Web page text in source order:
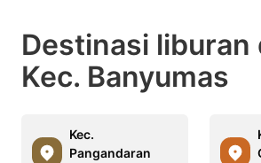
Destinasi liburan
Kec. Banyumas
Kec.
Pangandaran